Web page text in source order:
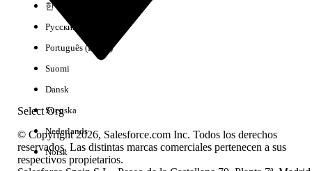
No hay resultados
Select Org
한국어
Русский
Português (Brasil)
Suomi
Dansk
Svenska
Nederlands
Norsk
© Copyright 2026, Salesforce.com Inc. Todos los derechos
reservados. Las distintas marcas comerciales pertenecen a sus
respectivos propietarios.